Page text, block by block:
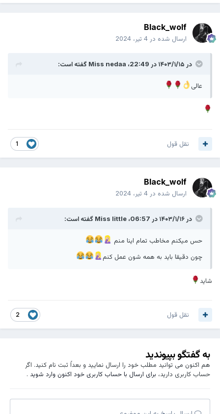
Black_wolf
ارسال شده در 4 تیر، 2024
در ۱۴۰۳/۱/۱۵ در 22:49، Miss nedaaگفته است:
عالی
نقل قول
Black_wolf
ارسال شده در 4 تیر، 2024
در ۱۴۰۳/۱/۱۶ در 06:57، Miss littleگفته است:
حس میکنم مخاطب تمام اینا منم
چون دقیقا باید به همه شون عمل کنم
شاید
2 نقل قول
به گفتگو بپیوندید
هم اکنون می توانید مطلب خود را ارسال نمایید و بعداً ثبت نام کنید. اگر
حساب کاربری دارید، برای ارسال با حساب کاربری خود اکنون وارد شوید.